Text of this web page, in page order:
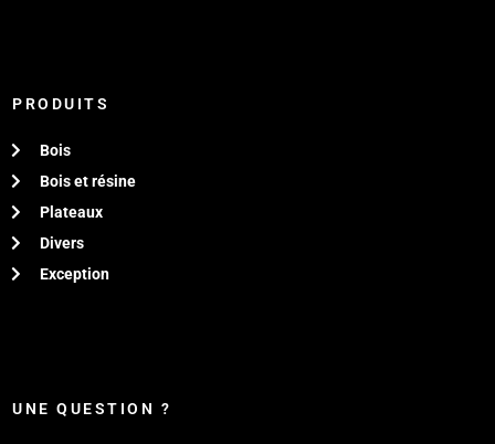
PRODUITS
Bois
Bois et résine
Plateaux
Divers
Exception
UNE QUESTION ?